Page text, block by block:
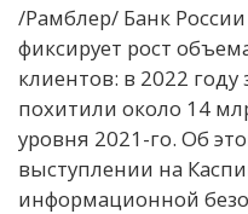
/Рамблер/ Банк
фиксирует рост
клиентов: в 2022
похитили около 14
уровня 2021-го. Об
выступлении на
информационной